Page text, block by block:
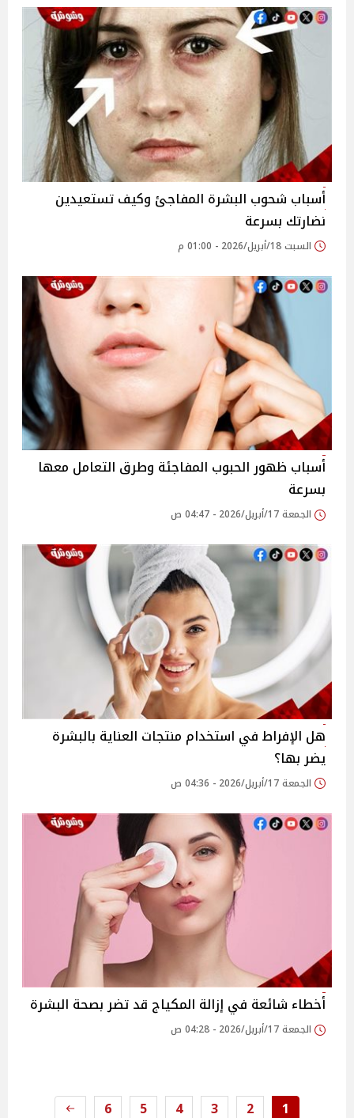
أسباب شحوب البشرة المفاجئ وكيف تستعيدين
نضارتك بسرعة
السبت 18/أبريل/2026 - 01:00 م
أسباب ظهور الحبوب المفاجئة وطرق التعامل معها
بسرعة
الجمعة 17/أبريل/2026 - 04:47 ص
هل الإفراط في استخدام منتجات العناية بالبشرة
يضر بها؟
الجمعة 17/أبريل/2026 - 04:36 ص
أخطاء شائعة في إزالة المكياج قد تضر بصحة البشرة
الجمعة 17/أبريل/2026 - 04:28 ص
1
2
3
4
5
6